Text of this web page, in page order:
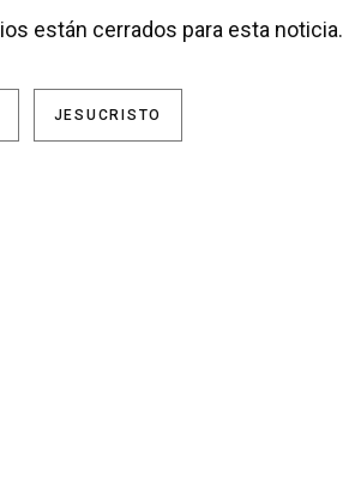
están cerrados para esta noticia.
JESUCRISTO